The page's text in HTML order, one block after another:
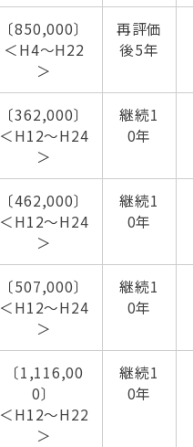
〔850,000〕
＜H4～H22
＞
再評価
後5年
〔362,000〕
＜H12～H24
＞
継続1
0年
〔462,000〕
＜H12～H24
＞
継続1
0年
〔507,000〕
＜H12～H24
＞
継続1
0年
〔1,116,00
0〕
＜H12～H22
＞
継続1
0年